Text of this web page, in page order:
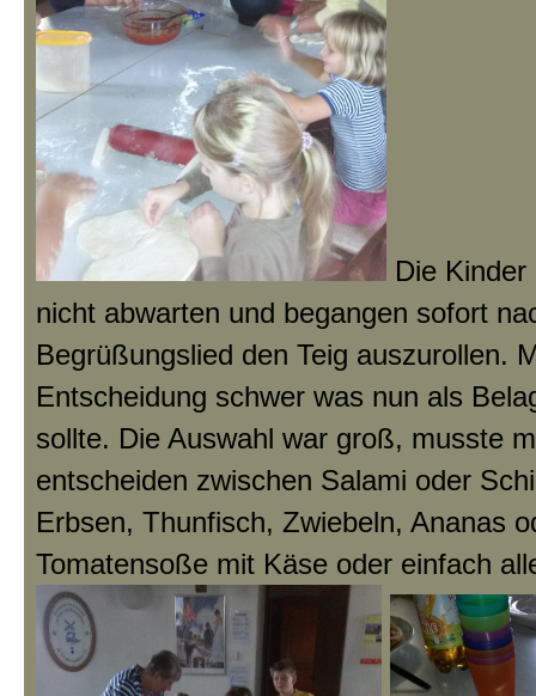
Die
nicht abwarten und begangen sofort
Begrüßungslied den Teig auszurollen.
Entscheidung schwer was nun als
sollte. Die Auswahl war groß, musste
entscheiden zwischen Salami oder
Erbsen, Thunfisch, Zwiebeln, Ananas
Tomatensoße mit Käse oder einfach